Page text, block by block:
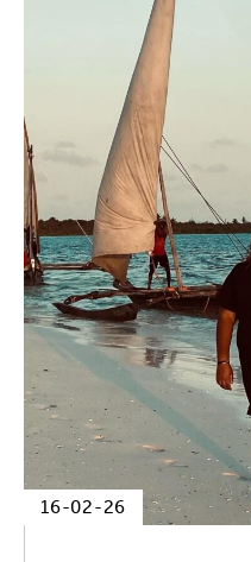
16-02-26